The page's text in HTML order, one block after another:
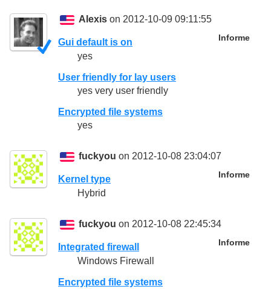
Alexis on 2012-10-09 09:11:55
Informe
Gui default is on
yes
User friendly for lay users
yes very user friendly
Encrypted file systems
yes
fuckyou on 2012-10-08 23:04:07
Informe
Kernel type
Hybrid
fuckyou on 2012-10-08 22:45:34
Informe
Integrated firewall
Windows Firewall
Encrypted file systems